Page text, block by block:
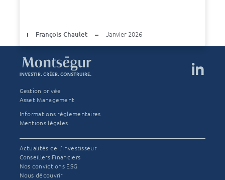
François Chaulet Janvier 2026
Gestion privée
Asset Management
Informations réglementaires
Mentions légales
Actualités de l’investisseur
Conseillers Financiers
Nos convictions ESG
Nous découvrir